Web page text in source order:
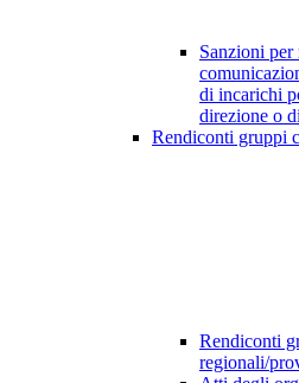
Sanzioni per
di incarichi
direzione o
Rendiconti gruppi
Rendiconti
regionali/